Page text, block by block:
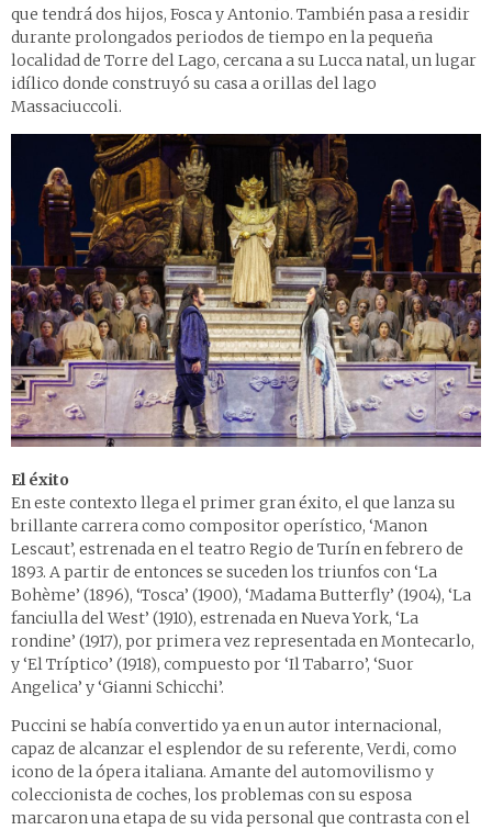
que tendrá dos hijos, Fosca y Antonio. También pasa a residir
durante prolongados periodos de tiempo en la pequeña
localidad de Torre del Lago, cercana a su Lucca natal, un lugar
idílico donde construyó su casa a orillas del lago
Massaciuccoli.
El éxito
En este contexto llega el primer gran éxito, el que lanza su
brillante carrera como compositor operístico, ‘Manon
Lescaut’, estrenada en el teatro Regio de Turín en febrero de
1893. A partir de entonces se suceden los triunfos con ‘La
Bohème’ (1896), ‘Tosca’ (1900), ‘Madama Butterfly’ (1904), ‘La
fanciulla del West’ (1910), estrenada en Nueva York, ‘La
rondine’ (1917), por primera vez representada en Montecarlo,
y ‘El Tríptico’ (1918), compuesto por ‘Il Tabarro’, ‘Suor
Angelica’ y ‘Gianni Schicchi’.
Puccini se había convertido ya en un autor internacional,
capaz de alcanzar el esplendor de su referente, Verdi, como
icono de la ópera italiana. Amante del automovilismo y
coleccionista de coches, los problemas con su esposa
marcaron una etapa de su vida personal que contrasta con el